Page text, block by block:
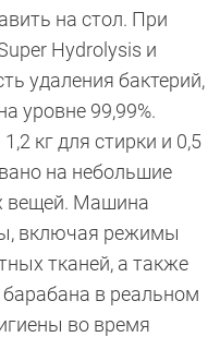
на стол. При
Hydrolysis и
удаления бактерий,
уровне 99,99%.
кг для стирки и 0,5
на небольшие
вещей. Машина
включая режимы
тканей, а также
в реальном
во время